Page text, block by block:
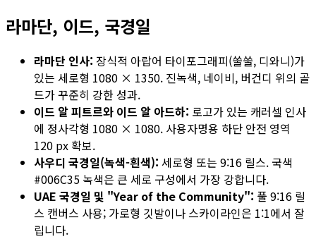
라마단, 이드, 국경일
라마단 인사: 장식적 아랍어 타이포그래피(쑬쑬, 디와니)가
있는 세로형 1080 × 1350. 진녹색, 네이비, 버건디 위의 골
드가 꾸준히 강한 성과.
이드 알 피트르와 이드 알 아드하: 로고가 있는 캐러셀 인사
에 정사각형 1080 × 1080. 사용자명용 하단 안전 영역
120 px 확보.
사우디 국경일(녹색-흰색): 세로형 또는 9:16 릴스. 국색
#006C35 녹색은 큰 세로 구성에서 가장 강합니다.
UAE 국경일 및 "Year of the Community": 풀 9:16 릴
스 캔버스 사용; 가로형 깃발이나 스카이라인은 1:1에서 잘
립니다.